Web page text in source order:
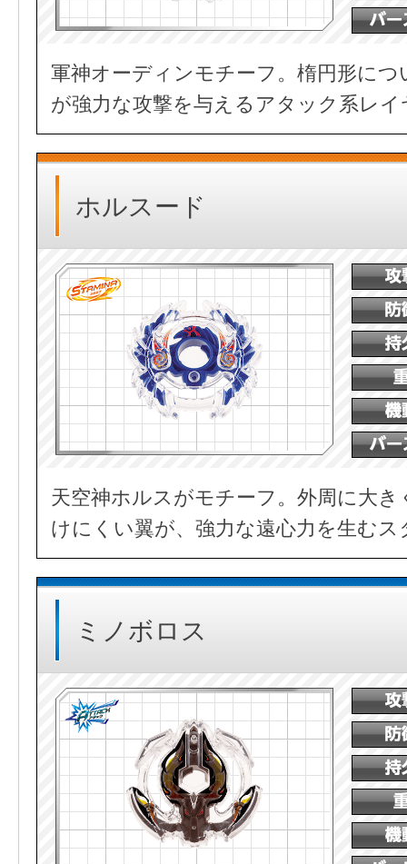
軍神オーディンモチーフ。楕円形に
が強力な攻撃を与えるアタック系レイ
ホルスード
天空神ホルスがモチーフ。外周に大
けにくい翼が、強力な遠心力を生む
ミノボロス